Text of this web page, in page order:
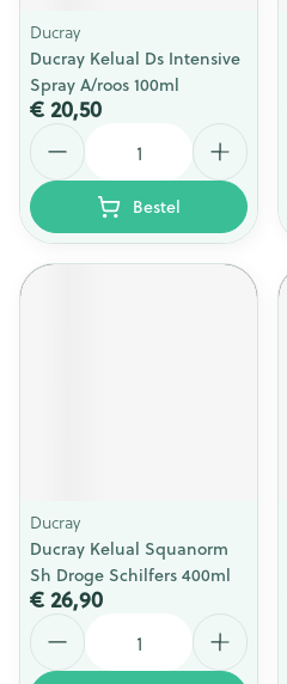
Ducray
Ducray Kelual Ds Intensive
Spray A/roos 100ml
€ 20,50
Bestel
Ducray
Ducray Kelual Squanorm
Sh Droge Schilfers 400ml
€ 26,90